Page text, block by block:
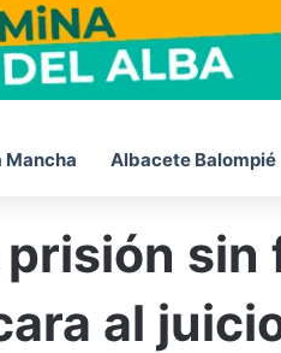
Mancha Albacete Balompié
sin
al